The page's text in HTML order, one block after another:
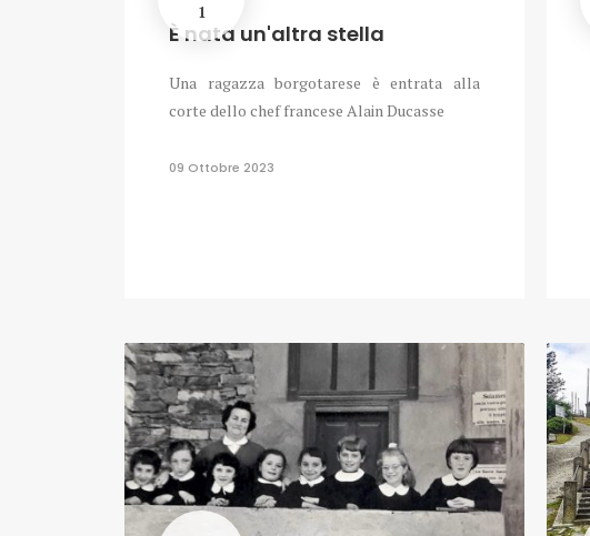
1
È nata un'altra stella
Una ragazza borgotarese è entrata alla
corte dello chef francese Alain Ducasse
09 Ottobre 2023